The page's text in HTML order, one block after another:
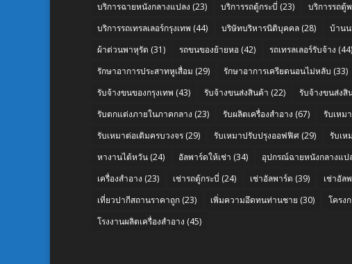
บริการฉายหนังกลางแปลง (23) บริการรถตู้กระบี่ (23) บริการรถตู้
บริการรถเทรลเลอร์กรุงเทพ (44) บริษัทบริหารนิติบุคคล (28) บ้าน
ผ้าต่วนพาหุรัด (31) รถขนของย้ายหอ (42) รถเทรลเลอร์รับจ้าง (44)
รักษาอาการประสาทหูเสื่อม (29) รักษาอาการเครียดนอนไม่หลับ (33)
รับจ้างขนของกรุงเทพ (43) รับจ้างขนส่งสินค้า (22) รับจ้างขนส่งสิ
รับตกแต่งภายในภาคกลาง (23) รับผลิตเครื่องสำอาง (67) รับเหม
รับเหมาต่อเติมครบวงจร (29) รับเหมาปรับปรุงออฟฟิศ (29) รับเห
หางานไต้หวัน (24) อัลพาร์ดให้เช่า (34) อุปกรณ์ฉายหนังกลางแป
เครื่องสำอาง (23) เช่ารถตู้กระบี่ (24) เช่าอัลพาร์ด (39) เช่าอัล
เที่ยวปากีสถานราคาถูก (23) เพิ่มความอึดทนท่านชาย (30) โครง
โรงงานผลิตเครื่องสำอาง (45)